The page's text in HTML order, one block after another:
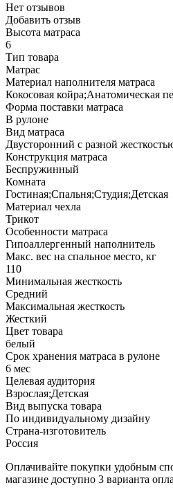
Нет отзывов
Добавить отзыв
Высота матраса
6
Тип товара
Матрас
Материал наполнителя матраса
Кокосовая койра;Анатомическая
Форма поставки матраса
В рулоне
Вид матраса
Двусторонний с разной
Конструкция матраса
Беспружинный
Комната
Гостиная;Спальня;Студия;Детская
Материал чехла
Трикот
Особенности матраса
Гипоаллергенный наполнитель
Макс. вес на спальное место, кг
110
Минимальная жесткость
Средний
Максимальная жесткость
Жесткий
Цвет товара
белый
Срок хранения матраса в рулоне
6 мес
Целевая аудитория
Взрослая;Детская
Вид выпуска товара
По индивидуальному дизайну
Страна-изготовитель
Россия
Оплачивайте покупки удобным
магазине доступно 3 варианта